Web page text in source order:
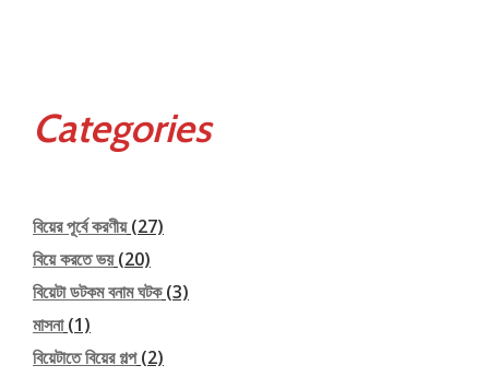
Categories
বিয়ের পূর্বে করণীয়(27)
বিয়ে করতে ভয়(20)
বিয়েটা ডটকম বনাম ঘটক(3)
মাসনা(1)
বিয়েটাতে বিয়ের গল্প(2)